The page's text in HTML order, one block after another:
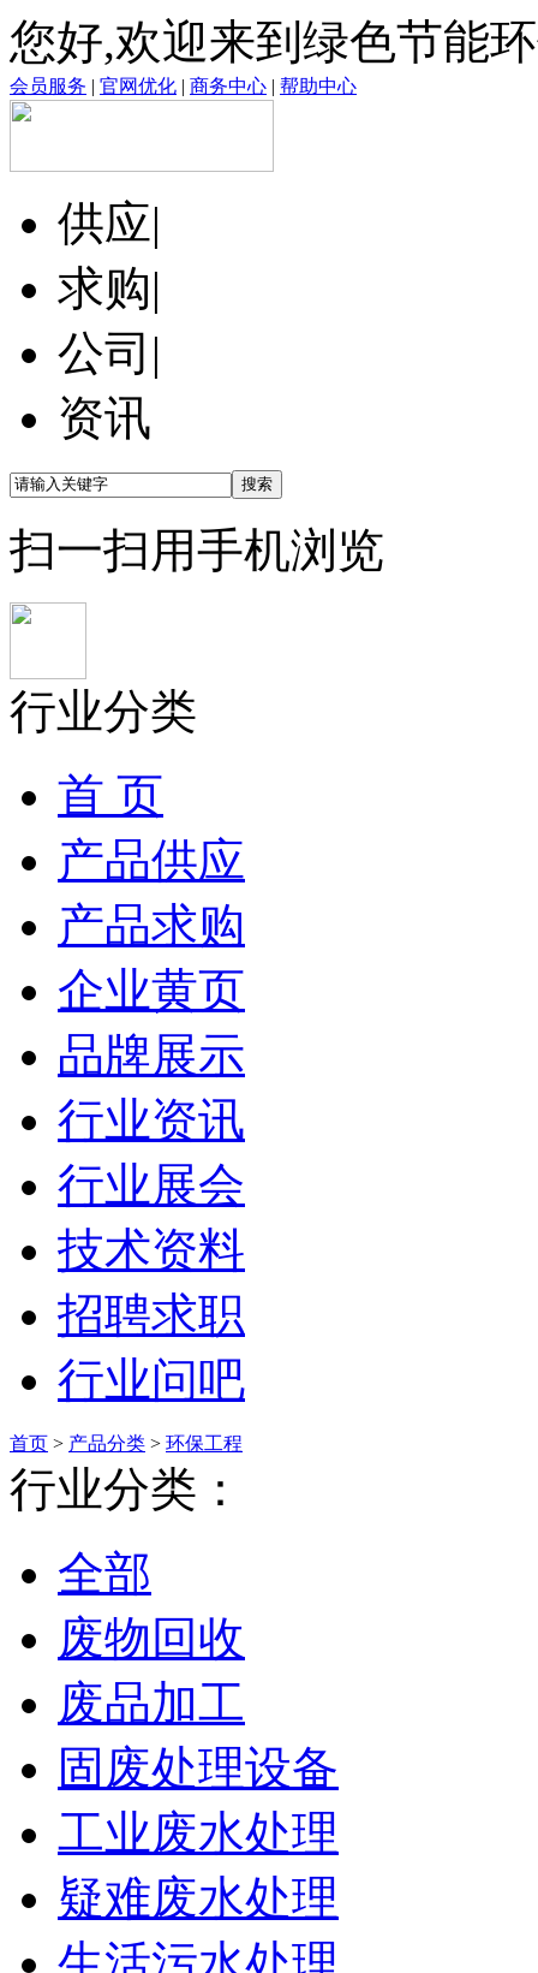
您好,欢迎来到绿色节能
会员服务 | 官网优化 | 商务中心 | 帮助中心
供应|
求购|
公司 |
资讯
扫一扫用手机浏览
行业分类
首 页
产品供应
产品求购
企业黄页
品牌展示
行业资讯
行业展会
技术资料
招聘求职
行业问吧
首页 > 产品分类 > 环保工程
行业分类：
全部
废物回收
废品加工
固废处理设备
工业废水处理
疑难废水处理